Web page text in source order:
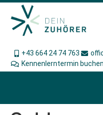
+43 664 24 74 763
Kennenlerntermin buchen